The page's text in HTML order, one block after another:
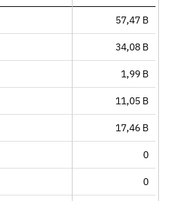
57,47 B
34,08 B
1,99 B
11,05 B
17,46 B
0
0